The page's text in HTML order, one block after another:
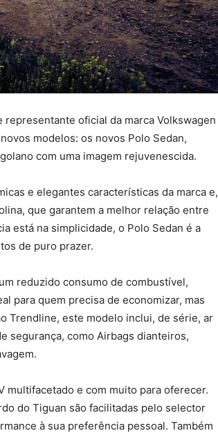
oficial da marca Volkswagen
modelos: os novos Polo Sedan,
com uma imagem rejuvenescida.
e elegantes características da marca e,
que garantem a melhor relação entre
está na simplicidade, o Polo Sedan é a
de puro prazer.
reduzido consumo de combustível,
para quem precisa de economizar, mas
Trendline, este modelo inclui, de série, ar
segurança, como Airbags dianteiros,
multifacetado e com muito para oferecer.
do Tiguan são facilitadas pelo selector
à sua preferência pessoal. Também